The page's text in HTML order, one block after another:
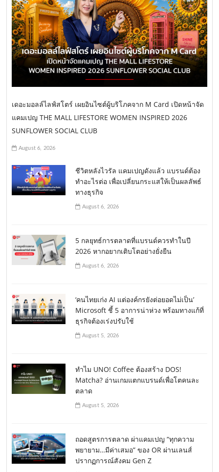
g
a
nเดอะมอลล์ไลฟ์สโตร์ เผยอินไซต์ผู้บริโภคจาก M Card เปิดหน้าจัด
แคมเปญ THE MALL LIFESTORE WOMEN INSPIRED 2026
SUNFLOWER SOCIAL CLUB
August 6, 2026
ชีวิตหลังไวรัล แคมเปญดังแล้ว แบรนด์ต้อง
ทำอะไรต่อ เพื่อเปลี่ยนกระแสให้เป็นผลลัพธ์
ทางธุรกิจ
August 6, 2026
5 กลยุทธ์การตลาดที่แบรนด์ควรทำในปี
2026 หากอยากเติบโตอย่างยั่งยืน
August 6, 2026
‘คนไทยเก่ง AI แต่องค์กรยังต่อยอดไม่เป็น’
Microsoft ชี้ 5 อาการน่าห่วง พร้อมทางแก้ที่
ธุรกิจต้องเร่งปรับใช้
August 5, 2026
ทำไม UNO! Coffee ต้องสร้าง DOS!
Matcha? อ่านเกมแตกแบรนด์เพื่อโตคนละ
ตลาด
August 5, 2026
ถอดสูตรการตลาด ผ่าแคมเปญ “ทุกความ
พยายาม…มีค่าเสมอ” ของ OR ผ่านเลนส์
ปรากฏการณ์สังคม Gen Z